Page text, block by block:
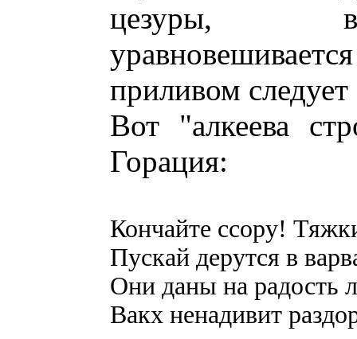
цезуры,
приливом следует
Вот "алкеева
Горация:
Кончайте ссору!
Пускай дерутся в
Они даны на радость
Вакх ненадивит